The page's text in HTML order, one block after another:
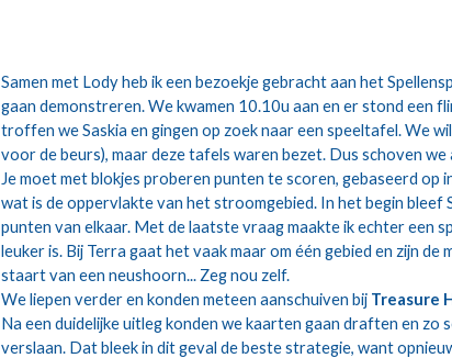
Samen met Lody heb ik een bezoekje gebracht aan het
gaan demonstreren. We kwamen 10.10u aan en er stond een
troffen we Saskia en gingen op zoek naar een speeltafel. We
voor de beurs), maar deze tafels waren bezet. Dus schoven we
Je moet met blokjes proberen punten te scoren, gebaseerd
wat is de oppervlakte van het stroomgebied. In het begin
punten van elkaar. Met de laatste vraag maakte ik echter een
leuker is. Bij Terra gaat het vaak maar om één gebied en zijn
staart van een neushoorn... Zeg nou zelf.
We liepen verder en konden meteen aanschuiven bij Treasure
Na een duidelijke uitleg konden we kaarten gaan draften en
verslaan. Dat bleek in dit geval de beste strategie, want